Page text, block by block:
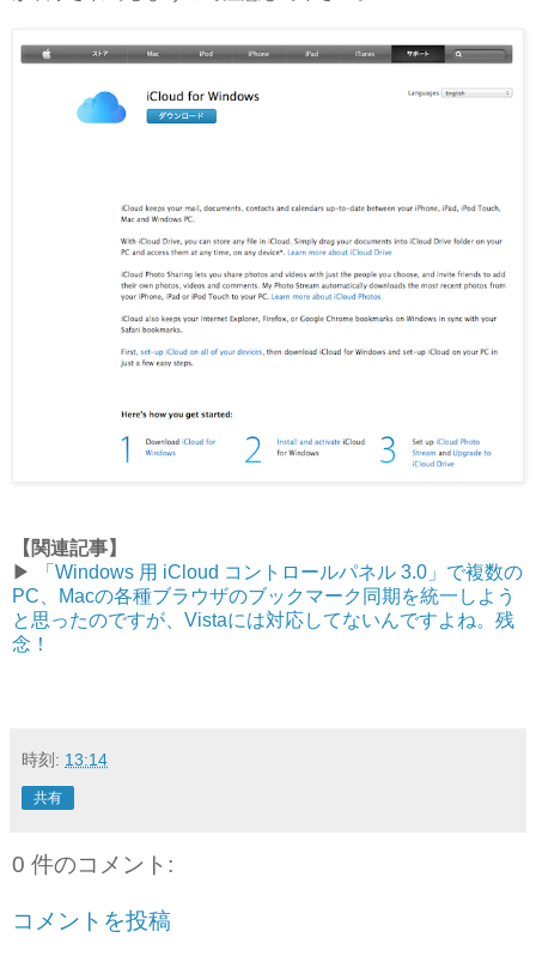
【関連記事】
▶︎
「Windows 用 iCloud コントロールパネル 3.0」で複数の
PC、Macの各種ブラウザのブックマーク同期を統一しよう
と思ったのですが、Vistaには対応してないんですよね。残
念！
時刻: 13:14
共有
0 件のコメント:
コメントを投稿